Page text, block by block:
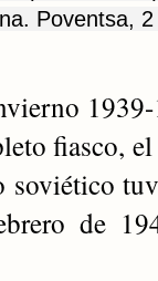
Poventsa,
fiasco,
de